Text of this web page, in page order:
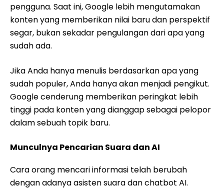
pengguna. Saat ini, Google lebih mengutamakan
konten yang memberikan nilai baru dan perspektif
segar, bukan sekadar pengulangan dari apa yang
sudah ada.
Jika Anda hanya menulis berdasarkan apa yang
sudah populer, Anda hanya akan menjadi pengikut.
Google cenderung memberikan peringkat lebih
tinggi pada konten yang dianggap sebagai pelopor
dalam sebuah topik baru.
Munculnya Pencarian Suara dan AI
Cara orang mencari informasi telah berubah
dengan adanya asisten suara dan chatbot AI.